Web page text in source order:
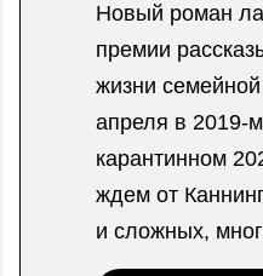
Новый роман
премии
жизни
апреля в 2019-
карантинном
ждем от
и сложных,